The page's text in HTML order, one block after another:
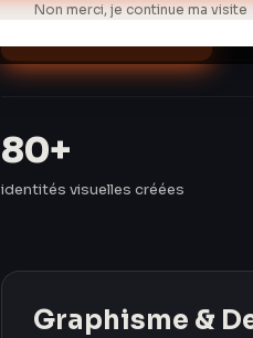
Non merci, je continue ma visite
80+
identités visuelles créées
Graphisme &